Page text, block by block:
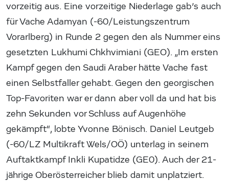
vorzeitig aus. Eine vorzeitige Niederlage gab’s auch
für Vache Adamyan (-60/Leistungszentrum
Vorarlberg) in Runde 2 gegen den als Nummer eins
gesetzten Lukhumi Chkhvimiani (GEO). „Im ersten
Kampf gegen den Saudi Araber hätte Vache fast
einen Selbstfaller gehabt. Gegen den georgischen
Top-Favoriten war er dann aber voll da und hat bis
zehn Sekunden vor Schluss auf Augenhöhe
gekämpft“, lobte Yvonne Bönisch. Daniel Leutgeb
(-60/LZ Multikraft Wels/OÖ) unterlag in seinem
Auftaktkampf Inkli Kupatidze (GE0). Auch der 21-
jährige Oberösterreicher blieb damit unplatziert.